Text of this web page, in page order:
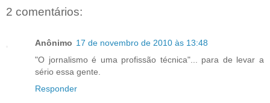
2 comentários:
Anônimo 17 de novembro de 2010 às 13:48
"O jornalismo é uma profissão técnica"... para de levar a
sério essa gente.
Responder